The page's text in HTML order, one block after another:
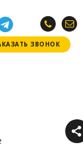
ЗВОНОК
ЗВОНОК